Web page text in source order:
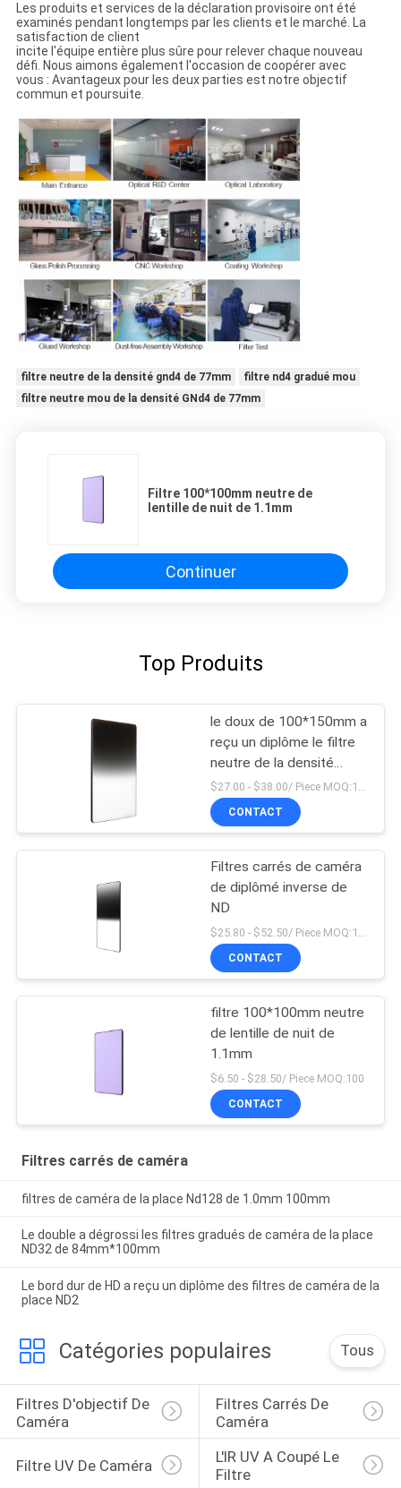
Les produits et services de la déclaration provisoire ont été
examinés pendant longtemps par les clients et le marché. La
satisfaction de client
incite l'équipe entière plus sûre pour relever chaque nouveau
défi. Nous aimons également l'occasion de coopérer avec
vous : Avantageux pour les deux parties est notre objectif
commun et poursuite.
filtre neutre de la densité gnd4 de 77mm
filtre nd4 gradué mou
filtre neutre mou de la densité GNd4 de 77mm
Filtre 100*100mm neutre de
lentille de nuit de 1.1mm
Continuer
Top Produits
le doux de 100*150mm a
reçu un diplôme le filtre
neutre de la densité
GNd4
$27.00 - $38.00/ Piece MOQ:100
CONTACT
Filtres carrés de caméra
de diplômé inverse de
ND
CONTACT
filtre 100*100mm neutre
de lentille de nuit de
1.1mm
$6.50 - $28.50/ Piece MOQ:100
CONTACT
Filtres carrés de caméra
filtres de caméra de la place Nd128 de 1.0mm 100mm
Le double a dégrossi les filtres gradués de caméra de la place
ND32 de 84mm*100mm
Le bord dur de HD a reçu un diplôme des filtres de caméra de la
place ND2
Catégories populaires Tous
Filtres D'objectif De
Caméra
Filtres Carrés De
Caméra
Filtre UV De Caméra
L'IR UV A Coupé Le
Filtre